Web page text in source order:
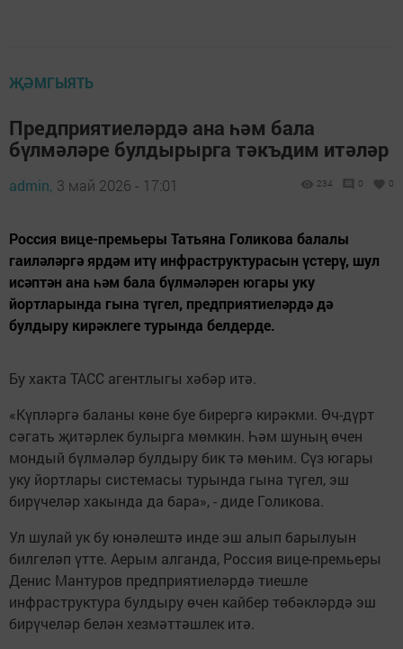
ҖӘМГЫЯТЬ
Предприятиеләрдә ана һәм бала
бүлмәләре булдырырга тәкъдим итәләр
admin, 3 май 2026 - 17:01 234 0 0
Россия вице-премьеры Татьяна Голикова балалы
гаиләләргә ярдәм итү инфраструктурасын үстерү, шул
исәптән ана һәм бала бүлмәләрен югары уку
йортларында гына түгел, предприятиеләрдә дә
булдыру кирәклеге турында белдерде.
Бу хакта ТАСС агентлыгы хәбәр итә.
«Күпләргә баланы көне буе бирергә кирәкми. Өч-дүрт
сәгать җитәрлек булырга мөмкин. Һәм шуның өчен
мондый бүлмәләр булдыру бик тә мөһим. Сүз югары
уку йортлары системасы турында гына түгел, эш
бирүчеләр хакында да бара», - диде Голикова.
Ул шулай ук бу юнәлештә инде эш алып барылуын
билгеләп үтте. Аерым алганда, Россия вице-премьеры
Денис Мантуров предприятиеләрдә тиешле
инфраструктура булдыру өчен кайбер төбәкләрдә эш
бирүчеләр белән хезмәттәшлек итә.